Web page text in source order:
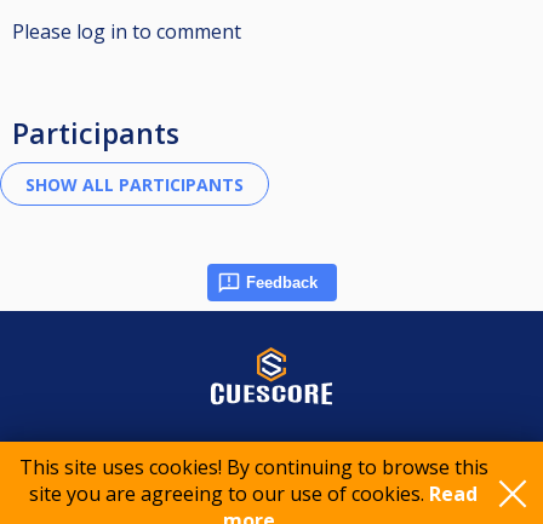
This site uses cookies! By continuing to browse this
site you are agreeing to our use of cookies. Read
Please log in to comment
Participants
Feedback
© 2015-2026 CueScore International